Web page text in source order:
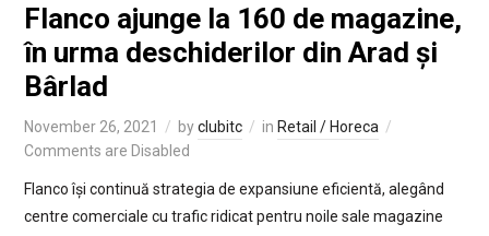
Flanco ajunge la 160 de magazine,
în urma deschiderilor din Arad și
Bârlad
November 26, 2021 byclubitc in Retail / Horeca
Comments are Disabled
Flanco își continuă strategia de expansiune eficientă, alegând
centre comerciale cu trafic ridicat pentru noile sale magazine